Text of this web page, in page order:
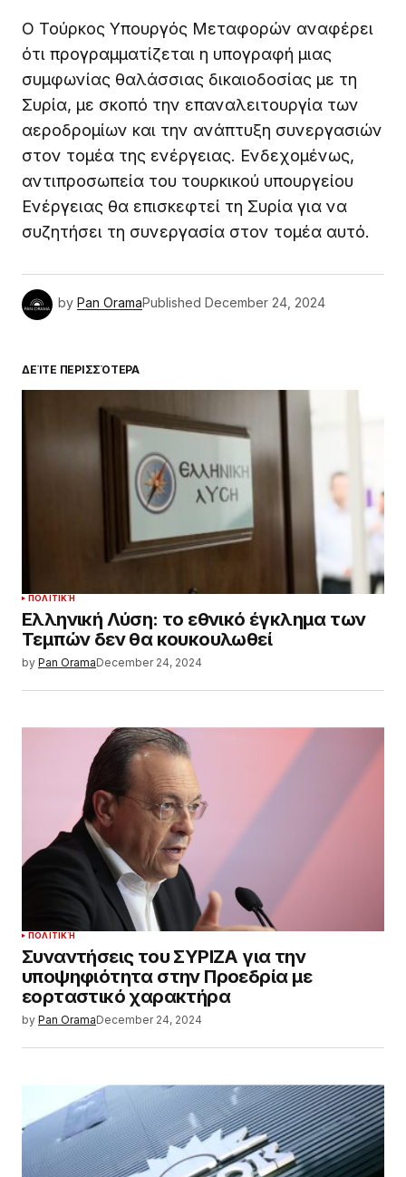
Ο Τούρκος Υπουργός Μεταφορών αναφέρει
ότι προγραμματίζεται η υπογραφή μιας
συμφωνίας θαλάσσιας δικαιοδοσίας με τη
Συρία, με σκοπό την επαναλειτουργία των
αεροδρομίων και την ανάπτυξη συνεργασιών
στον τομέα της ενέργειας. Ενδεχομένως,
αντιπροσωπεία του τουρκικού υπουργείου
Ενέργειας θα επισκεφτεί τη Συρία για να
συζητήσει τη συνεργασία στον τομέα αυτό.
by Pan OramaPublished December 24, 2024
ΔΕΊΤΕ ΠΕΡΙΣΣΌΤΕΡΑ
ΠΟΛΙΤΙΚΉ
Ελληνική Λύση: το εθνικό έγκλημα των
Τεμπών δεν θα κουκουλωθεί
by Pan OramaDecember 24, 2024
ΠΟΛΙΤΙΚΉ
Συναντήσεις του ΣΥΡΙΖΑ για την
υποψηφιότητα στην Προεδρία με
εορταστικό χαρακτήρα
by Pan OramaDecember 24, 2024